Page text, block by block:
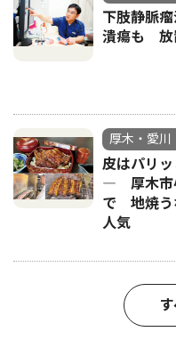
下肢静脈
潰瘍も 放
厚木・愛川
皮はパリ
― 厚木市
で 地焼う
人気